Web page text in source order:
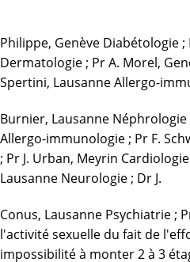
Philippe, Genève Diabétologie ;
Dermatologie ; Pr A. Morel,
Spertini, Lausanne Allergo-
Burnier, Lausanne Néphrologie
Allergo-immunologie ; Pr F.
; Pr J. Urban, Meyrin
Lausanne Neurologie ; Dr J.
Conus, Lausanne Psychiatrie ;
l'activité sexuelle du fait de
impossibilité à monter 2 à 3